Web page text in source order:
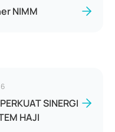
NIMM
SINERGI
HAJI